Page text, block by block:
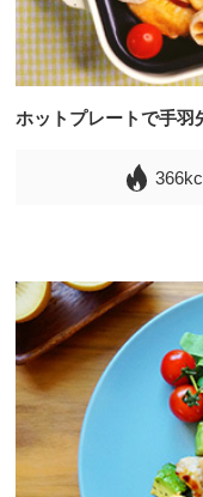
ホットプレートで手羽